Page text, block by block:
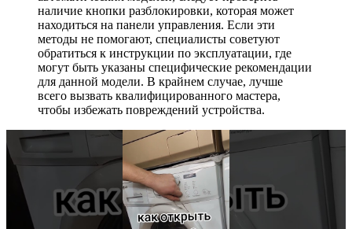
наличие кнопки разблокировки, которая может
находиться на панели управления. Если эти
методы не помогают, специалисты советуют
обратиться к инструкции по эксплуатации, где
могут быть указаны специфические рекомендации
для данной модели. В крайнем случае, лучше
всего вызвать квалифицированного мастера,
чтобы избежать повреждений устройства.